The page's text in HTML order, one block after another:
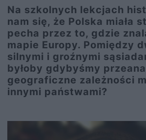
Na szkolnych lekcjach
nam się, że Polska miała
pecha przez to, gdzie
mapie Europy. Pomiędzy
silnymi i groźnymi
byłoby gdybyśmy
geograficzne zależności
innymi państwami?